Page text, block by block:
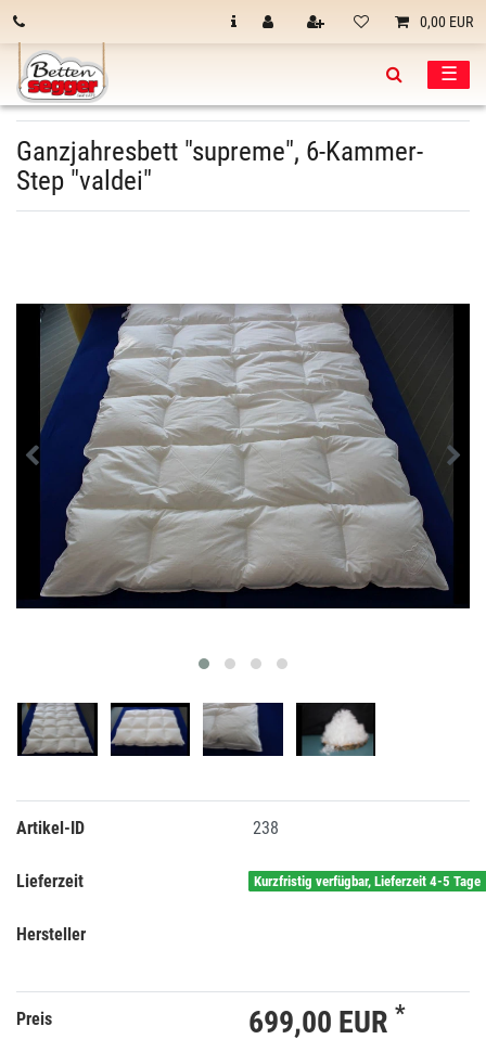
0,00 EUR
☰
Ganzjahresbett "supreme", 6-Kammer-
Step "valdei"
Artikel-ID 238
Lieferzeit Kurzfristig verfügbar, Lieferzeit 4-5 Tage
Hersteller
Preis 699,00 EUR *